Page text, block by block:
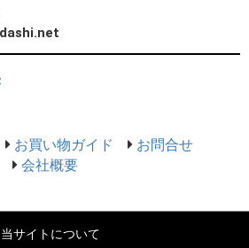
お買い物ガイド
お問合せ
会社概要
当サイトについて